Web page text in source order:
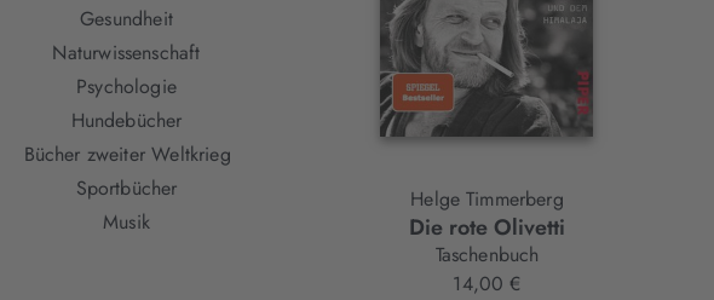
Gesundheit
Naturwissenschaft
Psychologie
Hundebücher
Bücher zweiter Weltkrieg
Sportbücher
Musik
Helge Timmerberg
Die rote Olivetti
Taschenbuch
14,00 €